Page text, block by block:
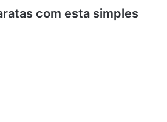
com esta simples